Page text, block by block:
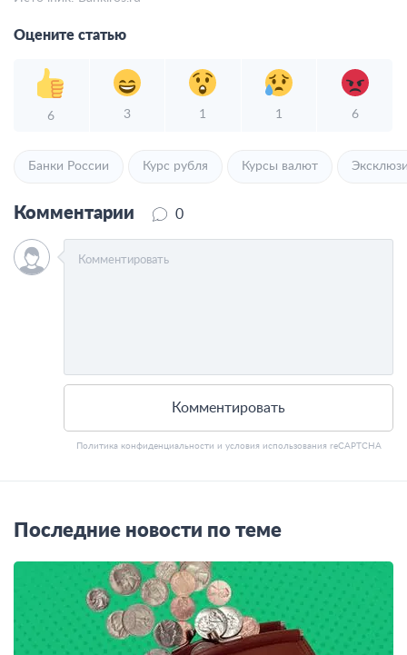
Оцените статью
6 3 1 1 6
Банки России Курс рубля Курсы валют
Комментарии 0
Комментировать
Политика конфиденциальности и условия использования reCAPTCHA
Последние новости по теме